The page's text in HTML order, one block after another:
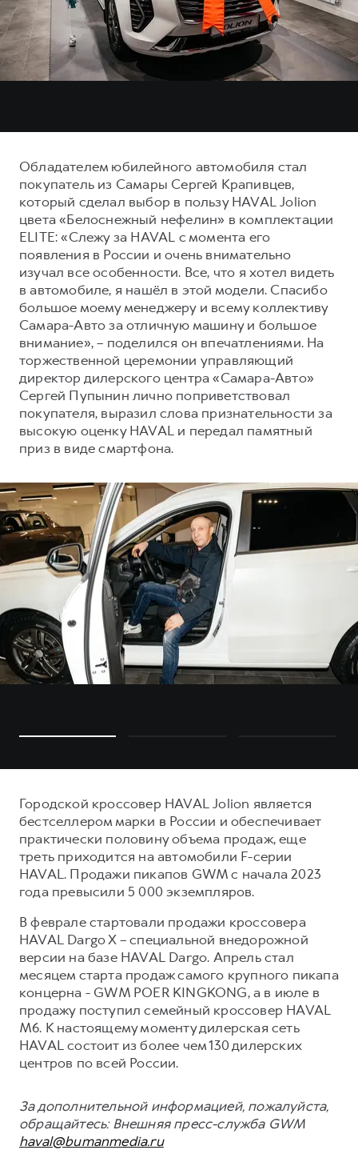
DARGO
от 3 199 000 ₽
DARGO X
от 3 499 000 ₽
от 2 899 000 ₽
F7X
от 3 599 000 ₽
от 3 449 000 ₽
Тест-драйв
Трейд-ин
Кредитный калькулятор
Кредит
КОРПОРАТИВНЫМ КЛИЕНТАМ
Для малого бизнеса
Корпоративным клиентам
Крупным корпоративным клиентам
Система управления автопарком
Сервис для корпоративных клиентов
HAVAL Лизинг
АКСЕССУАРЫ HAVAL
Коллекция CITY
Коллекция Базовая
Коллекция Детская
СЕРВИСНОЕ ОБСЛУЖИВАНИЕ
Нулевое ТО
Программа «Помощь на дороге»
Электронный ПТС
ПОДДЕРЖКА
GWM Безопасность
Гарантия HAVAL
Мобильное приложение GWM
Программа «HAVAL Защита+»
Руководства по эксплуатации
Подписки
АКСЕССУАРЫ HAVAL
Автомобильные аксессуары
Коллекция CITY
Коллекция Детская
О дилере
Наша команда
Контакты
Обладателем юбилейного автомобиля стал
покупатель из Самары Сергей Крапивцев,
который сделал выбор в пользу HAVAL Jolion
цвета «Белоснежный нефелин» в комплектации
ELITE: «Слежу за HAVAL с момента его
появления в России и очень внимательно
изучал все особенности. Все, что я хотел видеть
в автомобиле, я нашёл в этой модели. Спасибо
большое моему менеджеру и всему коллективу
Самара-Авто за отличную машину и большое
внимание», – поделился он впечатлениями. На
торжественной церемонии управляющий
директор дилерского центра «Самара-Авто»
Сергей Пупынин лично поприветствовал
покупателя, выразил слова признательности за
высокую оценку HAVAL и передал памятный
приз в виде смартфона.
Городской кроссовер HAVAL Jolion является
бестселлером марки в России и обеспечивает
практически половину объема продаж, еще
треть приходится на автомобили F-серии
HAVAL. Продажи пикапов GWM с начала 2023
года превысили 5 000 экземпляров.
В феврале стартовали продажи кроссовера
HAVAL Dargo X – специальной внедорожной
версии на базе HAVAL Dargo. Апрель стал
месяцем старта продаж самого крупного пикапа
концерна - GWM POER KINGKONG, а в июле в
продажу поступил семейный кроссовер HAVAL
M6. К настоящему моменту дилерская сеть
HAVAL состоит из более чем 130 дилерских
центров по всей России.
За дополнительной информацией, пожалуйста,
обращайтесь: Внешняя пресс-служба GWM
haval@bumanmedia.ru